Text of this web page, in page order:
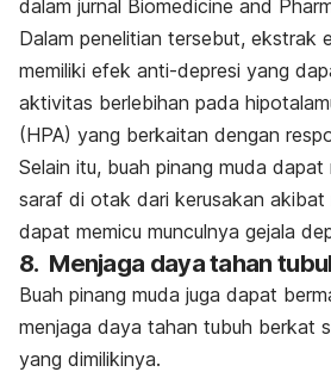
dalam jurnal Biomedicine and
Dalam penelitian tersebut, ekstrak
memiliki efek anti-depresi yang
aktivitas berlebihan pada
(HPA) yang berkaitan dengan
Selain itu, buah pinang muda dapat
saraf di otak dari kerusakan
dapat memicu munculnya gejala
8. Menjaga daya tahan
Buah pinang muda juga dapat
menjaga daya tahan tubuh berkat
yang dimilikinya.